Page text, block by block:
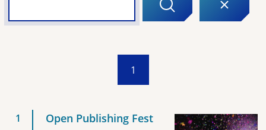
1
Open Publishing Fest